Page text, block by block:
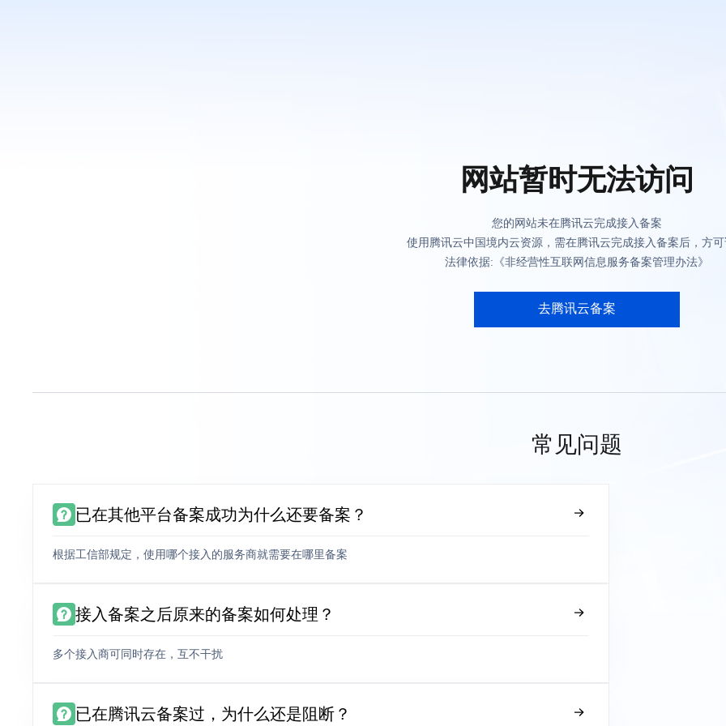
网站暂时无法访问
您的网站未在腾讯云完成接入备案
使用腾讯云中国境内云资源，需在腾讯云完成接入备案后，方
法律依据:《非经营性互联网信息服务备案管理办法》
去腾讯云备案
常见问题
已在其他平台备案成功为什么还要备案？
根据工信部规定，使用哪个接入的服务商就需要在哪里备案
接入备案之后原来的备案如何处理？
多个接入商可同时存在，互不干扰
已在腾讯云备案过，为什么还是阻断？